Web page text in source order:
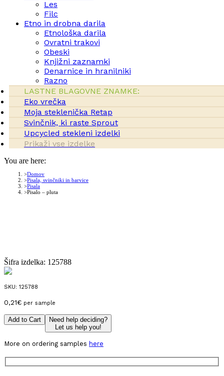
Les
Filc
Etno in drobna darila
Etnološka darila
Ovratni trakovi
Obeski
Knjižni zaznamki
Denarnice in hranilniki
Razno
LASTNE BLAGOVNE ZNAMKE:
Eko vrečka
Moja steklenička Retap
Svinčnik, ki raste Sprout
Upcycled stekleni izdelki
Prikaži vse izdelke
You are here:
Domov
Pisala, svinčniki in barvice
Pisala
Pisalo – pluta
Šifra izdelka: 125788
SKU: 125788
0,21€ per sample
Add to Cart
Need help deciding?
Let us help you!
More on ordering samples here